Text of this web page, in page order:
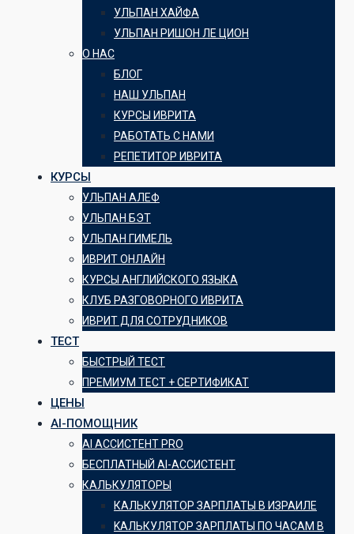
УЛЬПАН ХАЙФА
УЛЬПАН РИШОН ЛЕ ЦИОН
О НАС
БЛОГ
НАШ УЛЬПАН
КУРСЫ ИВРИТА
РАБОТАТЬ С НАМИ
РЕПЕТИТОР ИВРИТА
КУРСЫ
УЛЬПАН АЛЕФ
УЛЬПАН БЭТ
УЛЬПАН ГИМЕЛЬ
ИВРИТ ОНЛАЙН
КУРСЫ АНГЛИЙСКОГО ЯЗЫКА
КЛУБ РАЗГОВОРНОГО ИВРИТА
ИВРИТ ДЛЯ СОТРУДНИКОВ
ТЕСТ
БЫСТРЫЙ ТЕСТ
ПРЕМИУМ ТЕСТ + СЕРТИФИКАТ
ЦЕНЫ
AI-ПОМОЩНИК
AI АССИСТЕНТ PRO
БЕСПЛАТНЫЙ AI-АССИСТЕНТ
КАЛЬКУЛЯТОРЫ
КАЛЬКУЛЯТОР ЗАРПЛАТЫ В ИЗРАИЛЕ
KАЛЬКУЛЯТОР ЗАРПЛАТЫ ПО ЧАСАМ В